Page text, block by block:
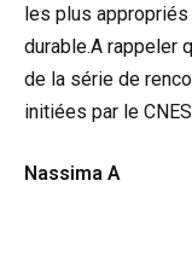
les plus
durable.A rappeler
de la série de
initiées par le
Nassima A